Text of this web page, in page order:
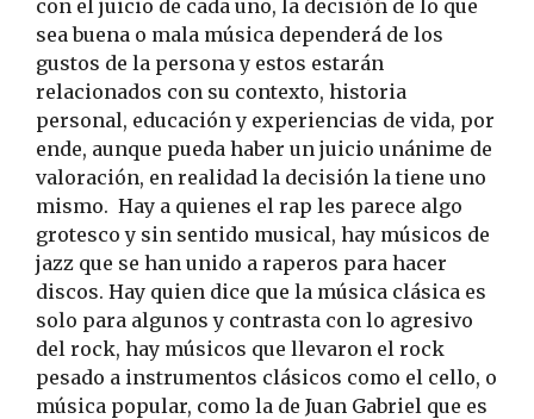
con el juicio de cada uno, la decisión de lo que
sea buena o mala música dependerá de los
gustos de la persona y estos estarán
relacionados con su contexto, historia
personal, educación y experiencias de vida, por
ende, aunque pueda haber un juicio unánime de
valoración, en realidad la decisión la tiene uno
mismo. Hay a quienes el rap les parece algo
grotesco y sin sentido musical, hay músicos de
jazz que se han unido a raperos para hacer
discos. Hay quien dice que la música clásica es
solo para algunos y contrasta con lo agresivo
del rock, hay músicos que llevaron el rock
pesado a instrumentos clásicos como el cello, o
música popular, como la de Juan Gabriel que es